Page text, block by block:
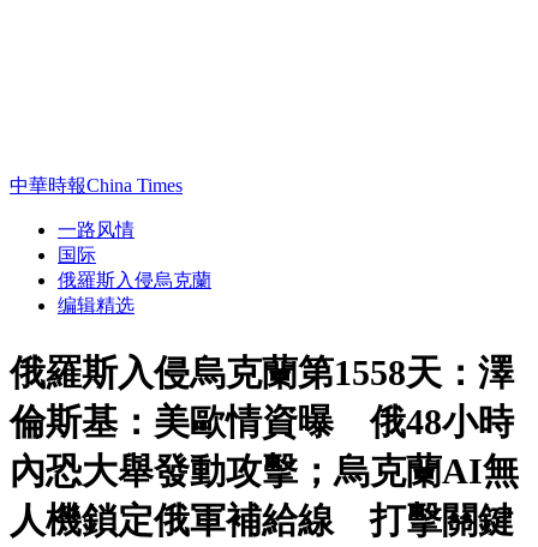
中華時報China Times
一路风情
国际
俄羅斯入侵烏克蘭
编辑精选
俄羅斯入侵烏克蘭第1558天：澤
倫斯基：美歐情資曝 俄48小時
內恐大舉發動攻擊；烏克蘭AI無
人機鎖定俄軍補給線 打擊關鍵